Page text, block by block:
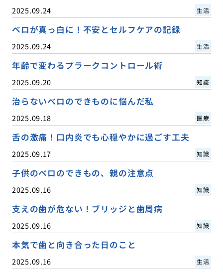
2025.09.24 生活
ベロが真っ白に！不安とセルフケアの記録
2025.09.24 生活
年齢で変わるプラークコントロール術
2025.09.20 知識
治らないベロのできものに悩んだ私
2025.09.18 医療
舌の激痛！口内炎でも心穏やかに過ごす工夫
2025.09.17 知識
子供のベロのできもの、親の注意点
2025.09.16 知識
支えの歯が危ない！ブリッジと歯周病
2025.09.16 知識
本気で歯と向き合った日のこと
2025.09.16 生活